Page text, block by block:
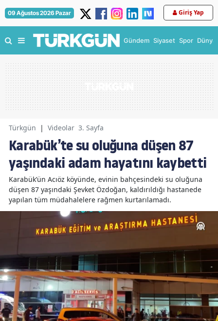
09 Ağustos 2026 Pazar Giriş Yap
Gündem Siyaset Spor Dünya
Türkgün | Videolar 3. Sayfa
Karabük’te su oluğuna düşen 87
yaşındaki adam hayatını kaybetti
Karabük’ün Acıöz köyünde, evinin bahçesindeki su oluğuna
düşen 87 yaşındaki Şevket Özdoğan, kaldırıldığı hastanede
yapılan tüm müdahalelere rağmen kurtarılamadı.